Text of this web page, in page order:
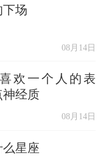
场
08月14日
欢一个人的表
经质
08月14日
么星座